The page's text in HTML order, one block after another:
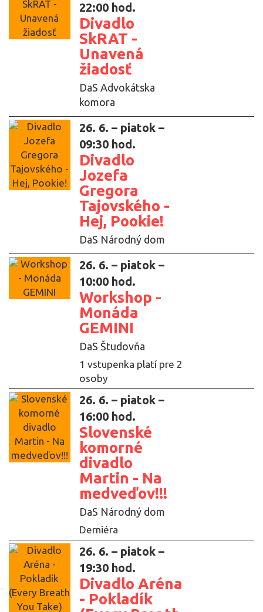
22:00 hod.
Divadlo
SkRAT -
Unavená
žiadosť
DaS Advokátska
komora
26. 6. – piatok –
09:30 hod.
Divadlo
Jozefa
Gregora
Tajovského -
Hej, Pookie!
DaS Národný dom
26. 6. – piatok –
10:00 hod.
Workshop -
Monáda
GEMINI
DaS Študovňa
1 vstupenka platí pre 2
osoby
26. 6. – piatok –
16:00 hod.
Slovenské
komorné
divadlo
Martin - Na
medveďov!!!
DaS Národný dom
Derniéra
26. 6. – piatok –
19:30 hod.
Divadlo Aréna
- Pokladík